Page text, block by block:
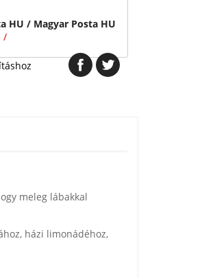
HU / Magyar Posta HU
/
meleg lábakkal
házi limonádéhoz,